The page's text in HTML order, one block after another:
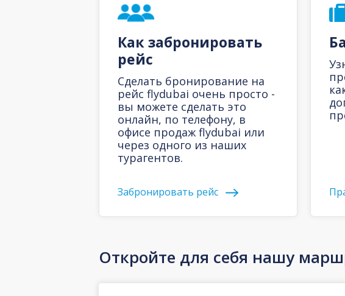
Как забронировать
рейс
Сделать бронирование на
рейс flydubai очень просто -
вы можете сделать это
онлайн, по телефону, в
офисе продаж flydubai или
через одного из наших
турагентов.
Забронировать рейс
Откройте для себя нашу